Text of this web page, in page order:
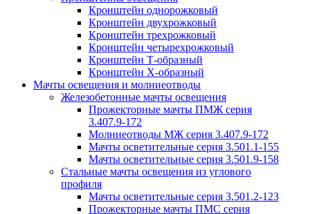
Кронштейн однорожковый
Кронштейн двухрожковый
Кронштейн трехрожковый
Кронштейн четырехрожковый
Кронштейн Т-образный
Кронштейн Х-образный
Мачты освещения и молниеотводы
Железобетонные мачты освещения
Прожекторные мачты ПМЖ серия
3.407.9-172
Молниеотводы МЖ серия 3.407.9-172
Мачты осветительные серия 3.501.1-155
Мачты осветительные серия 3.501.9-158
Стальные мачты освещения из углового
профиля
Мачты осветительные серия 3.501.2-123
Прожекторные мачты ПМС серия